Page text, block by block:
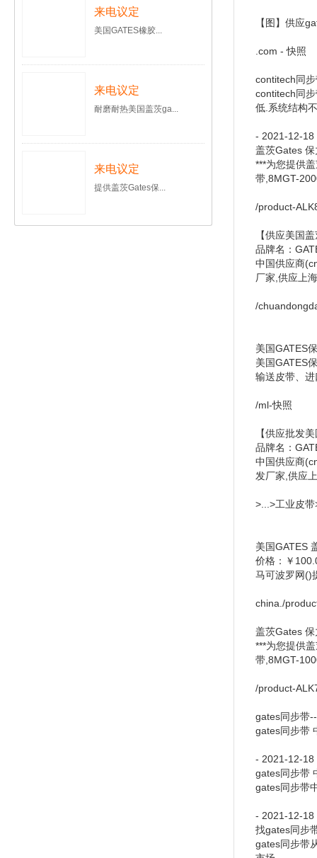
来电议定
美国GATES橡胶...
来电议定
耐磨耐热美国盖茨ga...
来电议定
提供盖茨Gates保...
【图】供应
.com - 快照
contitech同
contitech同
低.系统结构
- 2021-12-18
盖茨Gates
***为您提供
带,8MGT-
/product-
【供应美国
品牌名：
中国供应商
厂家,供应上
/
美国GATES
美国GATES
输送皮带、
/ml-快照
【供应批发
品牌名：
中国供应商
发厂家,供应
>...>工业皮
美国GATES
价格：￥
马可波罗网()
china./
盖茨Gates
***为您提供
带,8MGT-
/product-
gates同步带
gates同步带
- 2021-12-18
gates同步带
gates同步带
- 2021-12-18
找gates同步
gates同步带